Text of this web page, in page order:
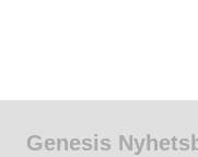
Genesis